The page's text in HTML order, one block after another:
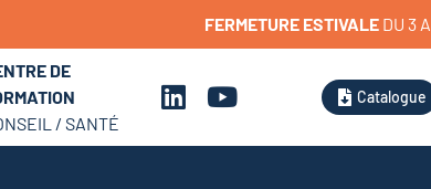
FERMETURE ESTIVALE DU 3 A
DE
/ SANTÉ
Catalogue